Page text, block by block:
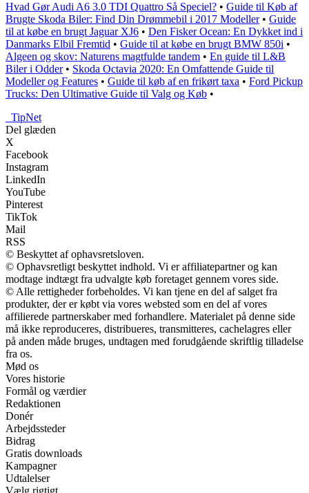
Hvad Gør Audi A6 3.0 TDI Quattro Så Speciel? • Guide til Køb af
Brugte Skoda Biler: Find Din Drømmebil i 2017 Modeller• Guide
til at købe en brugt Jaguar XJ6 • Den Fisker Ocean: En Dykket ind i
Danmarks Elbil Fremtid • Guide til at købe en brugt BMW 850i •
Algeen og skov: Naturens magtfulde tandem • En guide til L&B
Biler i Odder• Skoda Octavia 2020: En Omfattende Guide til
Modeller og Features • Guide til køb af en frikørt taxa • Ford Pickup
Trucks: Den Ultimative Guide til Valg og Køb •
TipNet
Del glæden
X
Facebook
Instagram
LinkedIn
YouTube
Pinterest
TikTok
Mail
RSS
© Beskyttet af ophavsretsloven.
© Ophavsretligt beskyttet indhold. Vi er affiliatepartner og kan
modtage indtægt fra udvalgte køb foretaget gennem vores side.
© Alle rettigheder forbeholdes. Vi kan tjene en del af salget fra
produkter, der er købt via vores websted som en del af vores
affilierede partnerskaber med forhandlere. Materialet på denne side
må ikke reproduceres, distribueres, transmitteres, cachelagres eller
på anden måde bruges, undtagen med forudgående skriftlig tilladelse
fra os.
Mød os
Vores historie
Formål og værdier
Redaktionen
Donér
Arbejdssteder
Bidrag
Gratis downloads
Kampagner
Udtalelser